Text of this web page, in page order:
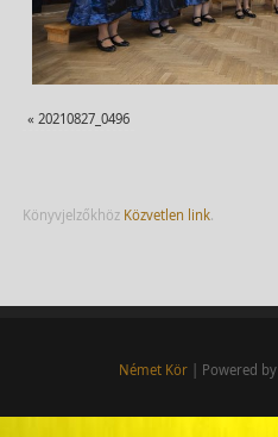
« 20210827_0496
Könyvjelzőkhöz Közvetlen link.
Német Kör| Powered by